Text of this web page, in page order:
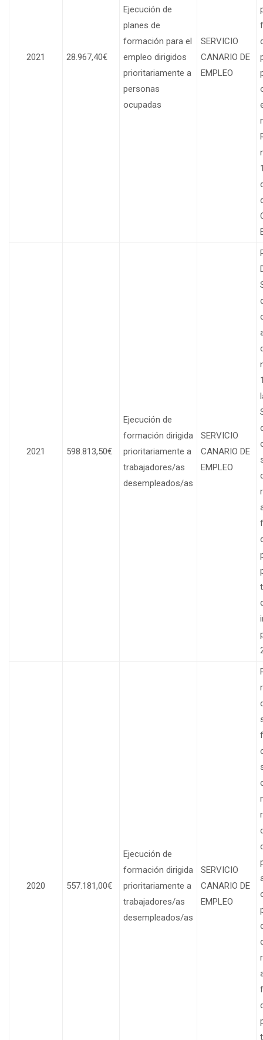
2021 28.967,40€
Ejecución de
planes de
formación para el
empleo dirigidos
prioritariamente a
personas
ocupadas
SERVICIO
CANARIO DE
EMPLEO
2021 598.813,50€
Ejecución de
formación dirigida
prioritariamente a
trabajadores/as
desempleados/as
SERVICIO
CANARIO DE
EMPLEO
2020 557.181,00€
Ejecución de
formación dirigida
prioritariamente a
trabajadores/as
desempleados/as
SERVICIO
CANARIO DE
EMPLEO